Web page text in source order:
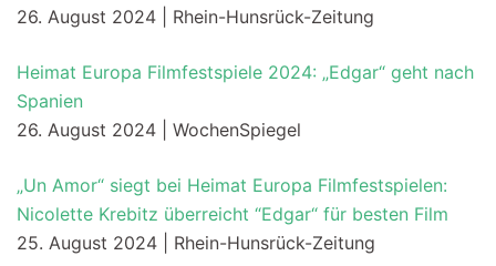
26. August 2024 | Rhein-Hunsrück-Zeitung
Heimat Europa Filmfestspiele 2024: „Edgar“ geht nach
Spanien
26. August 2024 | WochenSpiegel
„Un Amor“ siegt bei Heimat Europa Filmfestspielen:
Nicolette Krebitz überreicht “Edgar“ für besten Film
25. August 2024 | Rhein-Hunsrück-Zeitung